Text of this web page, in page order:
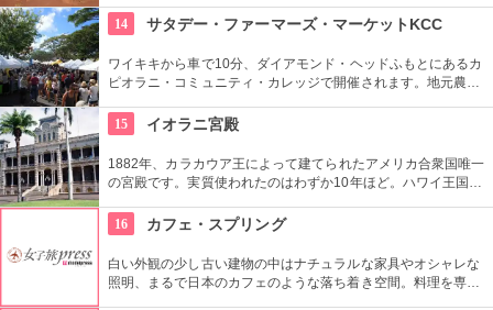
くさんのエネルギーを浴びて帰ってくださいね。
14 サタデー・ファーマーズ・マーケットKCC
ワイキキから車で10分、ダイアモンド・ヘッドふもとにあるカ
ピオラニ・コミュニティ・カレッジで開催されます。地元農家
食べたくなっちゃいそう。ロコも観光客も多く集まる人気の朝
市なので、売り切れが発生するかも。なるべく早い時間に行っ
てみよう。
15 イオラニ宮殿
1882年、カラカウア王によって建てられたアメリカ合衆国唯一
の宮殿です。実質使われたのはわずか10年ほど。ハワイ王国滅
を経て一般公開されました。豪華絢爛な調度品は当時の4割程
度の数だとか。
16 カフェ・スプリング
白い外観の少し古い建物の中はナチュラルな家具やオシャレな
照明、まるで日本のカフェのような落ち着き空間。料理を専門